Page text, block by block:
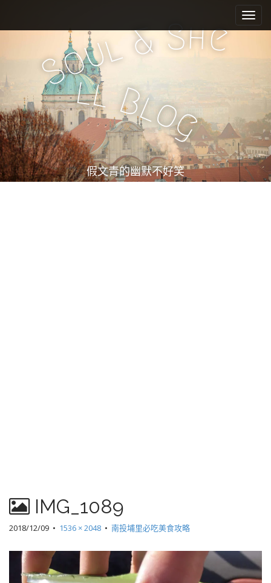
e
n
u
i
c
n
t
e
n
t
S
oul&She
ll Blog
假文青的幽默不好笑
IMG_1089
2018/12/09 • 1536 × 2048 • 南投埔里必吃美食攻略